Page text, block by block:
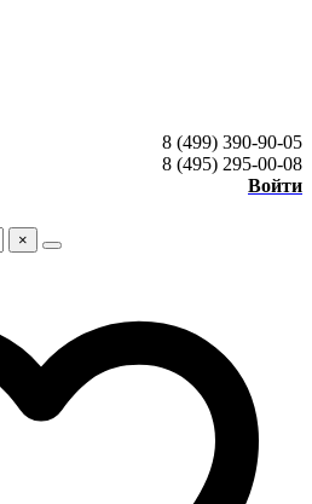
8 (499) 390-90-05
8 (495) 295-00-08
Войти
×